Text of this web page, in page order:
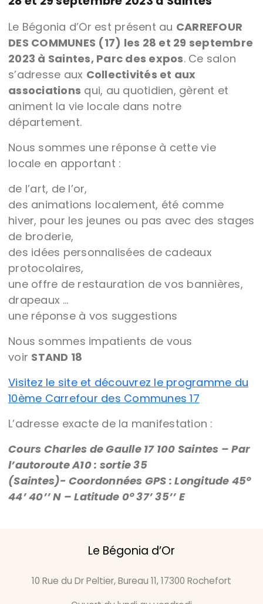
Le Bégonia d’Or est présent au CARREFOUR
DES COMMUNES (17) les 28 et 29 septembre
2023 à Saintes, Parc des expos. Ce salon
s’adresse aux Collectivités et aux
associations qui, au quotidien, gèrent et
animent la vie locale dans notre
département.
Nous sommes une réponse à cette vie
locale en apportant :
de l’art, de l’or,
des animations localement, été comme
hiver, pour les jeunes ou pas avec des stages
de broderie,
des idées personnalisées de cadeaux
protocolaires,
une offre de restauration de vos bannières,
drapeaux …
une réponse à vos suggestions
Nous sommes impatients de vous
voir STAND 18
Visitez le site et découvrez le programme du
10ème Carrefour des Communes 17
L’adresse exacte de la manifestation :
Cours Charles de Gaulle 17 100 Saintes –Par
l’autoroute A10 : sortie 35
(Saintes)- Coordonnées GPS : Longitude 45°
44’ 40’’ N – Latitude 0° 37’ 35’’ E
Le Bégonia d’Or
10 Rue du Dr Peltier, Bureau 11, 17300 Rochefort